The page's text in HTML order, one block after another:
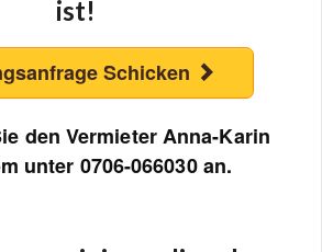
ist!
Schicken
den Vermieter Anna-Karin
unter 0706-066030 an.